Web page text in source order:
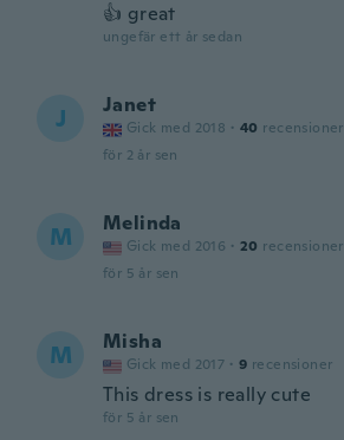
👍 great
ungefär ett år sedan
J Janet
Gick med 2018 · 40 recensioner
för 2 år sen
M Melinda
Gick med 2016 · 20 recensioner
för 5 år sen
M Misha
Gick med 2017 · 9 recensioner
This dress is really cute
för 5 år sen